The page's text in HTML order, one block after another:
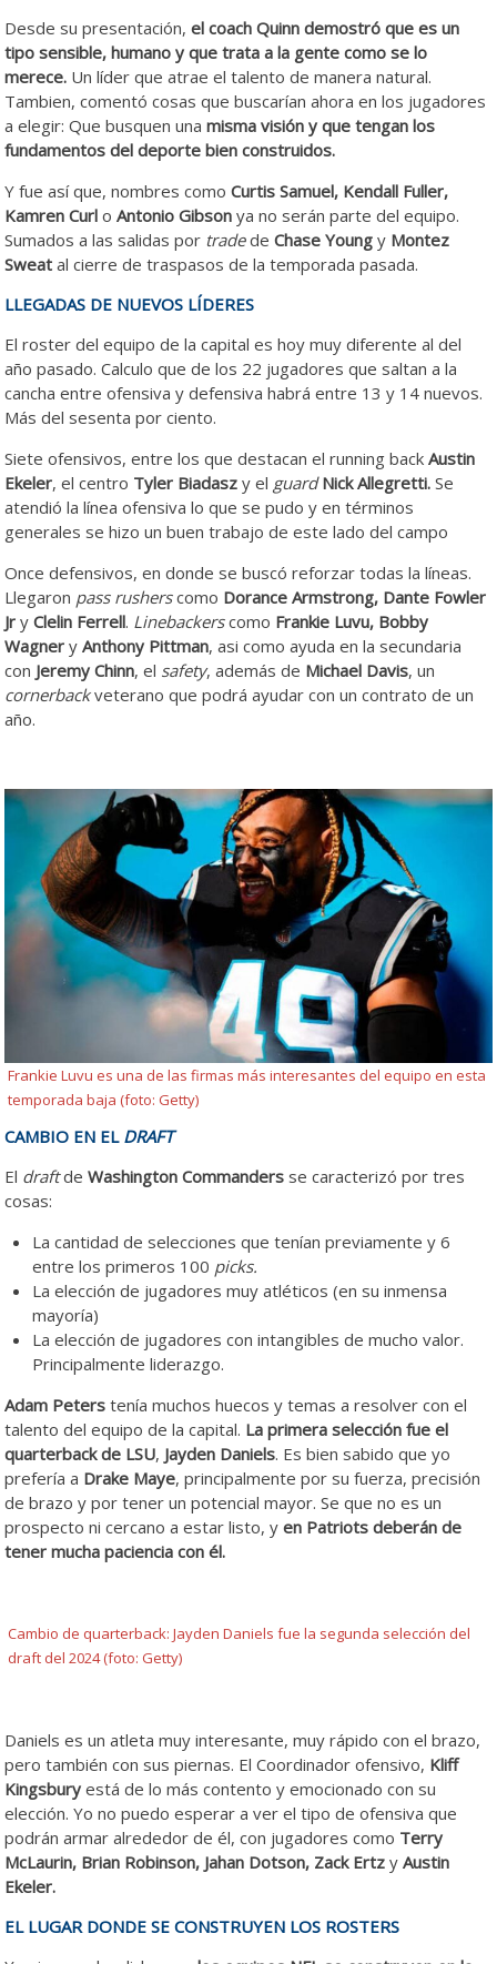
Desde su presentación,el coach Quinn demostró que es un
tipo sensible, humano y que trata a la gente como se lo
merece. Un líder que atrae el talento de manera natural.
Tambien, comentó cosas que buscarían ahora en los jugadores
a elegir: Que busquen unamisma visión y que tengan los
fundamentos del deporte bien construidos.
Y fue así que, nombres comoCurtis Samuel, Kendall Fuller,
Kamren Curl oAntonio Gibson ya no serán parte del equipo.
Sumados a las salidas por tradedeChase Young y Montez
Sweat al cierre de traspasos de la temporada pasada.
LLEGADAS DE NUEVOS LÍDERES
El roster del equipo de la capital es hoy muy diferente al del
año pasado. Calculo que de los 22 jugadores que saltan a la
cancha entre ofensiva y defensiva habrá entre 13 y 14 nuevos.
Más del sesenta por ciento.
Siete ofensivos, entre los que destacan el running backAustin
Ekeler, el centro Tyler Biadasz y el guard Nick Allegretti. Se
atendió la línea ofensiva lo que se pudo y en términos
generales se hizo un buen trabajo de este lado del campo
Once defensivos, en donde se buscó reforzar todas la líneas.
Llegaron pass rusherscomo Dorance Armstrong, Dante Fowler
Jr yClelin Ferrell. Linebackerscomo Frankie Luvu, Bobby
Wagner yAnthony Pittman, asi como ayuda en la secundaria
con Jeremy Chinn, el safety, además de Michael Davis, un
cornerbackveterano que podrá ayudar con un contrato de un
año.
Frankie Luvu es una de las firmas más interesantes del equipo en esta
temporada baja (foto: Getty)
CAMBIO EN EL DRAFT
El draftdeWashington Commanders se caracterizó por tres
cosas:
La cantidad de selecciones que tenían previamente y 6
entre los primeros 100 picks.
La elección de jugadores muy atléticos (en su inmensa
mayoría)
La elección de jugadores con intangibles de mucho valor.
Principalmente liderazgo.
Adam Peters tenía muchos huecos y temas a resolver con el
talento del equipo de la capital. La primera selección fue el
quarterback de LSU, Jayden Daniels. Es bien sabido que yo
prefería a Drake Maye, principalmente por su fuerza, precisión
de brazo y por tener un potencial mayor. Se que no es un
prospecto ni cercano a estar listo, yen Patriots deberán de
tener mucha paciencia con él.
Cambio de quarterback: Jayden Daniels fue la segunda selección del
draft del 2024 (foto: Getty)
Daniels es un atleta muy interesante, muy rápido con el brazo,
pero también con sus piernas. El Coordinador ofensivo, Kliff
Kingsbury está de lo más contento y emocionado con su
elección. Yo no puedo esperar a ver el tipo de ofensiva que
podrán armar alrededor de él, con jugadores como Terry
McLaurin, Brian Robinson, Jahan Dotson, Zack Ertz yAustin
Ekeler.
EL LUGAR DONDE SE CONSTRUYEN LOS ROSTERS